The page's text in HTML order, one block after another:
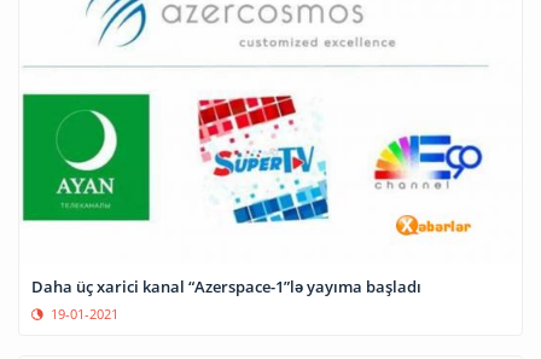
Daha üç xarici kanal “Azerspace-1”lə yayıma başladı
19-01-2021